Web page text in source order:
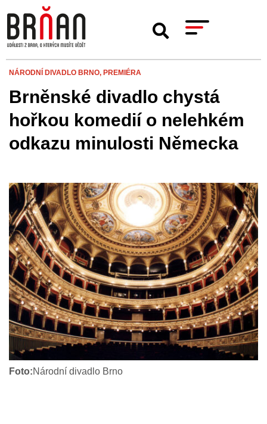
NÁRODNÍ DIVADLO BRNO, PREMIÉRA
Brněnské divadlo chystá
hořkou komedií o nelehkém
odkazu minulosti Německa
Foto:Národní divadlo Brno